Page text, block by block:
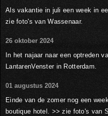
Als vakantie in juli een week in
zie foto's van Wassenaar.
26 oktober 2024
In het najaar naar een optreden
LantarenVenster in Rotterdam.
01 augustus 2024
Einde van de zomer nog een
boutique hotel. >> zie foto's van